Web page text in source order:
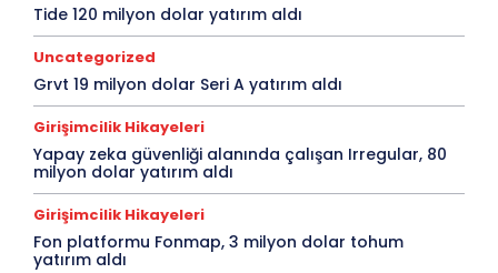
Tide 120 milyon dolar yatırım aldı
Uncategorized
Grvt 19 milyon dolar Seri A yatırım aldı
Girişimcilik Hikayeleri
Yapay zeka güvenliği alanında çalışan Irregular, 80
milyon dolar yatırım aldı
Girişimcilik Hikayeleri
Fon platformu Fonmap, 3 milyon dolar tohum
yatırım aldı